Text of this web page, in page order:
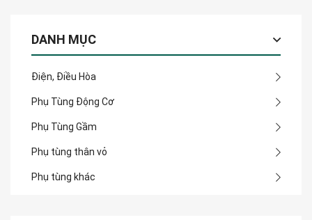
DANH MỤC
Điện, Điều Hòa
Phụ Tùng Động Cơ
Phụ Tùng Gầm
Phụ tùng thân vỏ
Phụ tùng khác